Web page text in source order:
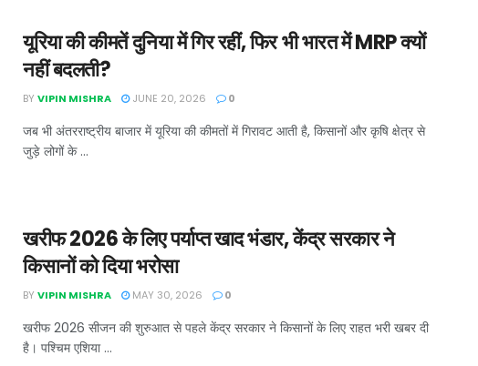
यूरिया की कीमतें दुनिया में गिर रहीं, फिर भी भारत में MRP क्यों
नहीं बदलती?
BY VIPIN MISHRA JUNE 20, 2026 0
जब भी अंतरराष्ट्रीय बाजार में यूरिया की कीमतों में गिरावट आती है, किसानों और कृषि क्षेत्र से
जुड़े लोगों के ...
खरीफ 2026 के लिए पर्याप्त खाद भंडार, केंद्र सरकार ने
किसानों को दिया भरोसा
BY VIPIN MISHRA MAY 30, 2026 0
खरीफ 2026 सीजन की शुरुआत से पहले केंद्र सरकार ने किसानों के लिए राहत भरी खबर दी
है। पश्चिम एशिया ...